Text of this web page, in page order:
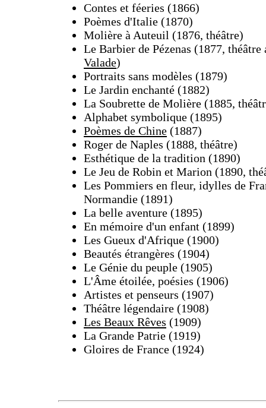
Contes et féeries (1866)
Poèmes d'Italie (1870)
Molière à Auteuil (1876, théâtre)
Le Barbier de Pézenas (1877,
Valade)
Portraits sans modèles (1879)
Le Jardin enchanté (1882)
La Soubrette de Molière (1885,
Alphabet symbolique (1895)
Poèmes de Chine (1887)
Roger de Naples (1888, théâtre)
Esthétique de la tradition (1890)
Le Jeu de Robin et Marion (1890,
Les Pommiers en fleur, idylles de
Normandie (1891)
La belle aventure (1895)
En mémoire d'un enfant (1899)
Les Gueux d'Afrique (1900)
Beautés étrangères (1904)
Le Génie du peuple (1905)
L'Âme étoilée, poésies (1906)
Artistes et penseurs (1907)
Théâtre légendaire (1908)
Les Beaux Rêves (1909)
La Grande Patrie (1919)
Gloires de France (1924)